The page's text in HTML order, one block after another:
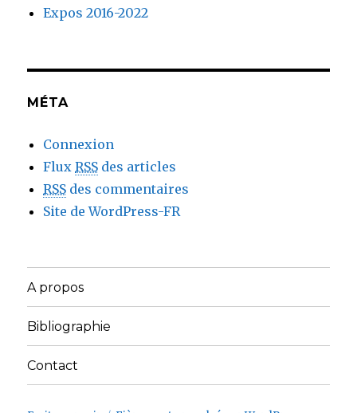
Expos 2016-2022
MÉTA
Connexion
FluxRSS des articles
RSS des commentaires
Site de WordPress-FR
A propos
Bibliographie
Contact